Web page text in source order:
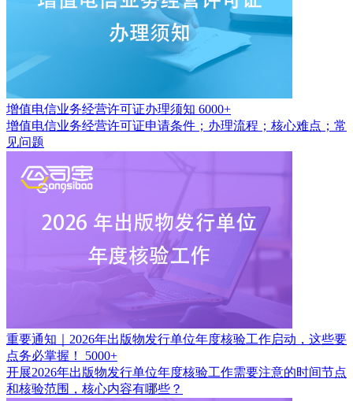
增值电信业务经营许可证办理须知 6000+
增值电信业务经营许可证申请条件；办理流程；核心难点；常
见问题
重要通知｜2026年出版物发行单位年度核验工作启动，这些要
点务必掌握！
5000+
开展2026年出版物发行单位年度核验工作需要注意的时间节点
和核验范围，核心内容有哪些？